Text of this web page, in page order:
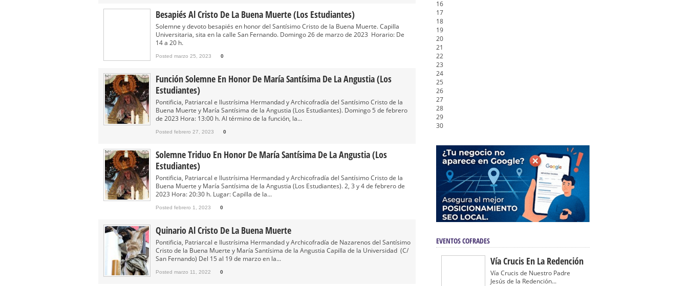
Besapiés Al Cristo De La Buena Muerte (Los Estudiantes)
Solemne y devoto besapiés en honor del Santísimo Cristo de la Buena Muerte. Capilla
Universitaria, sita en la calle San Fernando. Domingo 26 de marzo de 2023 Horario: De
14 a 20 h.
Posted marzo 25, 2023 0
Función Solemne En Honor De María Santísima De La Angustia (Los
Estudiantes)
Pontificia, Patriarcal e llustrísima Hermandad y Archicofradía del Santísimo Cristo de la
Buena Muerte y María Santísima de la Angustia (Los Estudiantes). Domingo 5 de febrero
de 2023 Hora: 13:00 h. Al término de la función, la...
Posted febrero 27, 2023 0
Solemne Triduo En Honor De María Santísima De La Angustia (Los
Estudiantes)
Pontificia, Patriarcal e llustrísima Hermandad y Archicofradía del Santísimo Cristo de la
Buena Muerte y María Santísima de la Angustia (Los Estudiantes). 2, 3 y 4 de febrero de
2023 Hora: 20:30 h. Lugar: Capilla de la...
Posted febrero 1, 2023 0
Quinario Al Cristo De La Buena Muerte
Pontificia, Patriarcal e Ilustrísima Hermandad y Archicofradía de Nazarenos del Santísimo
Cristo de la Buena Muerte y María Santísima de la Angustia Capilla de la Universidad (C/
San Fernando) Del 15 al 19 de marzo en la...
Posted marzo 11, 2022 0
16
17
18
19
20
21
22
23
24
25
26
27
28
29
30
EVENTOS COFRADES
Vía Crucis En La Redención
Vía Crucis de Nuestro Padre
Jesús de la Redención...